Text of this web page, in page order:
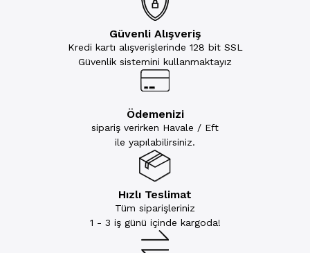
Güvenli Alışveriş
Kredi kartı alışverişlerinde 128 bit SSL
Güvenlik sistemini kullanmaktayız
Ödemenizi
sipariş verirken Havale / Eft
ile yapılabilirsiniz.
Hızlı Teslimat
Tüm siparişleriniz
1 - 3 iş günü içinde kargoda!